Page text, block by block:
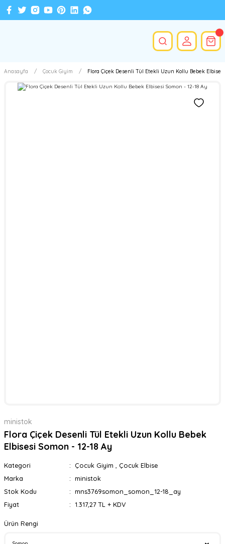
Anasayfa Çocuk Giyim Flora Çiçek Desenli Tül Etekli Uzun Kollu Bebek Elbisesi
ministok
Flora Çiçek Desenli Tül Etekli Uzun Kollu Bebek
Elbisesi Somon - 12-18 Ay
Kategori Çocuk Giyim
Çocuk Elbise
Marka
ministok
Stok Kodu
mns3769somon_somon_12-18_ay
Fiyat
1.317,27 TL + KDV
Ürün Rengi